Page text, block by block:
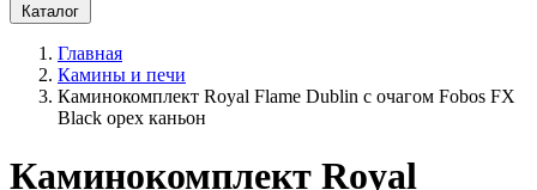
Каталог
Главная
Камины и печи
Каминокомплект Royal Flame Dublin с очагом Fobos FX
Black орех каньон
Каминокомплект Royal